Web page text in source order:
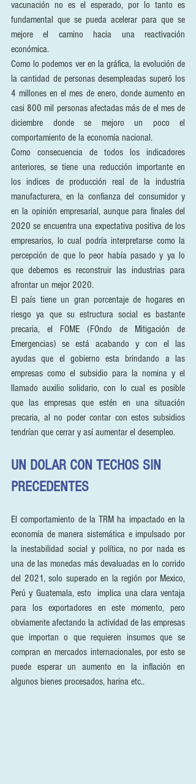
vacunación no es el esperado, por lo tanto es
fundamental que se pueda acelerar para que se
mejore el camino hacia una reactivación
económica.
Como lo podemos ver en la gráfica, la evolución de
la cantidad de personas desempleadas superó los
4 millones en el mes de enero, donde aumento en
casi 800 mil personas afectadas más de el mes de
diciembre donde se mejoro un poco el
comportamiento de la economía nacional.
Como consecuencia de todos los indicadores
anteriores, se tiene una reducción importante en
los indices de producción real de la industria
manufacturera, en la confianza del consumidor y
en la opinión empresarial, aunque para finales del
2020 se encuentra una expectativa positiva de los
empresarios, lo cual podría interpretarse como la
percepción de que lo peor había pasado y ya lo
que debemos es reconstruir las industrias para
afrontar un mejor 2020.
El país tiene un gran porcentaje de hogares en
riesgo ya que su estructura social es bastante
precaria, el FOME (FOndo de Mitigación de
Emergencias) se está acabando y con el las
ayudas que el gobierno esta brindando a las
empresas como el subsidio para la nomina y el
llamado auxilio solidario, con lo cual es posible
que las empresas que estén en una situación
precaria, al no poder contar con estos subsidios
tendrían que cerrar y así aumentar el desempleo.
UN DOLAR CON TECHOS SIN
PRECEDENTES
El comportamiento de la TRM ha impactado en la
economía de manera sistemática e impulsado por
la inestabilidad social y política, no por nada es
una de las monedas más devaluadas en lo corrido
del 2021, solo superado en la región por Mexico,
Perú y Guatemala, esto  implica una clara ventaja
para los exportadores en este momento, pero
obviamente afectando la actividad de las empresas
que importan o que requieren insumos que se
compran en mercados internacionales, por esto se
puede esperar un aumento en la inflación en
algunos bienes procesados, harina etc..